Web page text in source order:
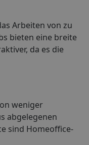
Arbeiten von zu
bieten eine breite
da es die
weniger
abgelegenen
sind Homeoffice-